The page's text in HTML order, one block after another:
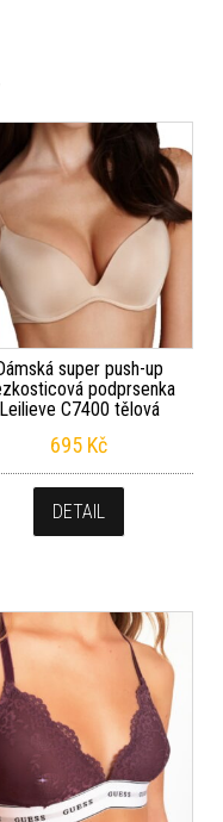
super push-up
podprsenka
Leilieve C7400 tělová
695 Kč
DETAIL